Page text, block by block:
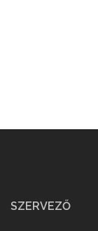
SZERVEZŐ